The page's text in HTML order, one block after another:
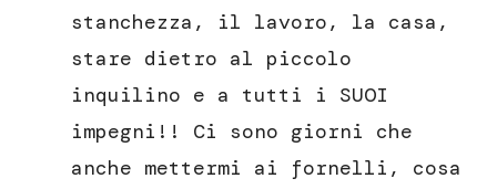
e
stanchezza, il lavoro, la casa,
stare dietro al piccolo
inquilino e a tutti i SUOI
impegni!! Ci sono giorni che
anche mettermi ai fornelli, cosa